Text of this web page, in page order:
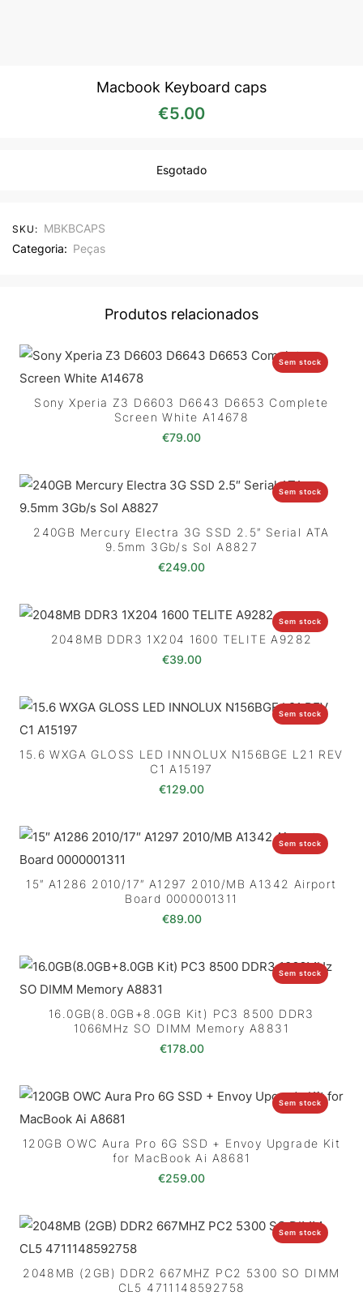
Macbook Keyboard caps
€5.00
Esgotado
SKU: MBKBCAPS
Categoria: Peças
Produtos relacionados
Sem stock
Sony Xperia Z3 D6603 D6643 D6653 Complete
Screen White A14678
€79.00
Sem stock
240GB Mercury Electra 3G SSD 2.5″ Serial ATA
9.5mm 3Gb/s Sol A8827
€249.00
Sem stock
2048MB DDR3 1X204 1600 TELITE A9282
€39.00
Sem stock
15.6 WXGA GLOSS LED INNOLUX N156BGE L21 REV
C1 A15197
€129.00
Sem stock
15″ A1286 2010/17″ A1297 2010/MB A1342 Airport
Board 0000001311
€89.00
Sem stock
16.0GB(8.0GB+8.0GB Kit) PC3 8500 DDR3
1066MHz SO DIMM Memory A8831
€178.00
Sem stock
120GB OWC Aura Pro 6G SSD + Envoy Upgrade Kit
for MacBook Ai A8681
€259.00
Sem stock
2048MB (2GB) DDR2 667MHZ PC2 5300 SO DIMM
CL5 4711148592758